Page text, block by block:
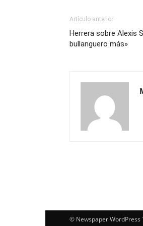
Artículo anterior
Herrera sobre Alexis
bullanguero más»
© Newspaper WordPress